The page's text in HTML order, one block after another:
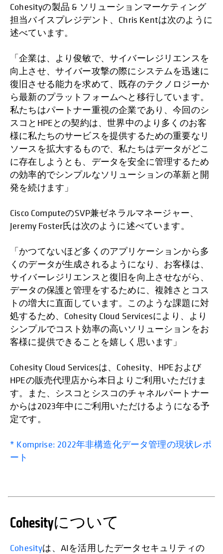
Cohesityの製品 & ソリューションマーケティング
担当バイスプレジデント、Chris Kentは次のように
述べています。
「企業は、より俊敏で、サイバーレジリエンスを
向上させ、サイバー攻撃の際にシステムを迅速に
復旧させる能力を求めて、既存のテクノロジーか
ら最新のプラットフォームへと移行しています。
私たちはパートナー重視の企業であり、今回のシ
スコとHPEとの契約は、世界中のより多くのお客
様に私たちのサービスを提供するための重要なリ
ソースを拡大するもので、私たちはデータがどこ
に存在しようとも、データを安全に管理するため
の効率的でシンプルなソリューションの革新と開
発を続けます」
Cisco ComputeのSVP兼ゼネラルマネージャー、
Jeremy Foster氏は次のように述べています。
「かつてないほど多くのアプリケーションから多
くのデータが生成されるようになり、お客様は、
サイバーレジリエンスと復旧を向上させながら、
データの保護と管理をするために、複雑さとコス
トの増大に直面しています。このような課題に対
処するため、Cohesity Cloud Servicesにより、より
シンプルでコスト効率の高いソリューションをお
客様に提供できることを嬉しく思います」
Cohesity Cloud Servicesは、Cohesity、HPEおよび
HPEの販売代理店から本日よりご利用いただけま
す。また、シスコとシスコのチャネルパートナー
からは2023年中にご利用いただけるようになる予
定です。
* Komprise: 2022年非構造化データ管理の現状レポ
ート
Cohesityについて
Cohesityは、AIを活用したデータセキュリティの